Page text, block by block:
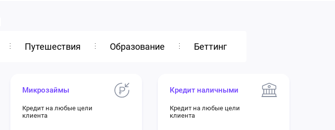
Путешествия Образование Беттинг
Микрозаймы
Кредит на любые цели
клиента
Кредит наличными
Кредит на любые цели
клиента